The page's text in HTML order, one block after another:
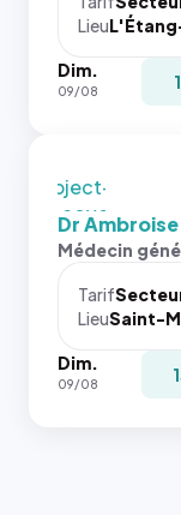
Lieu
Dim.
09/08
toutes les
puisque la
`object-
fit: cover`.
Sans ces
navigateur
pas la
place, et
Dr Ambroise
Médecin
Tarif
LieuSaint-
Dim.
09/08